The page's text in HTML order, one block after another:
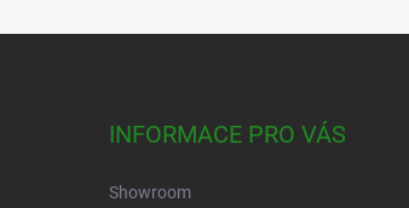
INFORMACE PRO VÁS
Showroom